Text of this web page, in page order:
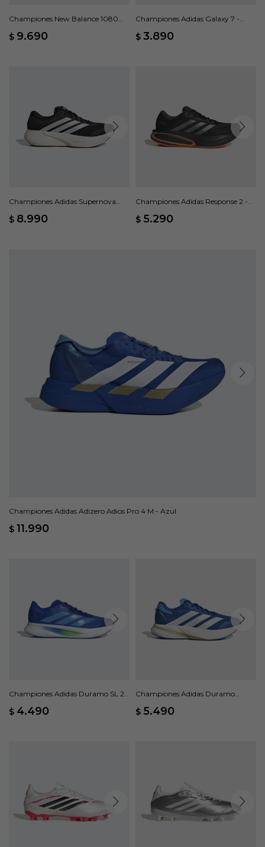
Championes New Balance 1080
$ 9.690
Championes Adidas Galaxy 7 -
$ 3.890
Championes Adidas Supernova
$ 8.990
Championes Adidas Response 2 -
$ 5.290
Championes Adidas Adizero Adios Pro 4 M - Azul
$ 11.990
Championes Adidas Duramo SL 2 -
$ 4.490
Championes Adidas Duramo
$ 5.490